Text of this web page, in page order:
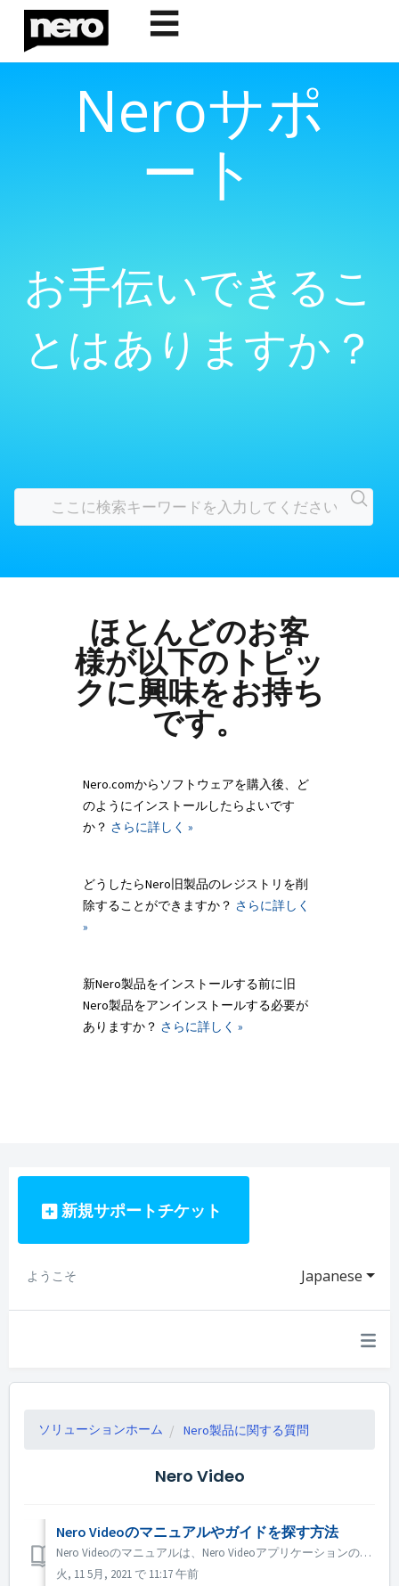
☰
Neroサポ
ート
お手伝いできるこ
とはありますか？
ほとんどのお客
様が以下のトピッ
クに興味をお持ち
です。
Nero.comからソフトウェアを購入後、ど
のようにインストールしたらよいです
か？ さらに詳しく »
どうしたらNero旧製品のレジストリを削
除することができますか？ さらに詳しく
»
新Nero製品をインストールする前に旧
Nero製品をアンインストールする必要が
ありますか？ さらに詳しく »
新規サポートチケット
Japanese
ようこそ
ソリューションホーム Nero製品に関する質問
Nero Video
Nero Videoのマニュアルやガイドを探す方法
Nero Videoのマニュアルは、Nero Videoアプリケーションの中にあります。 Nero Videoを開き、右上の［ノウハウ］をクリックします。 ドロップダウンメニューで［マニュアルのダウンロード］をクリックします。 Nero 2019からは、「Nero KnowHow PLUS」か...
火, 11 5月, 2021 で 11:17 午前